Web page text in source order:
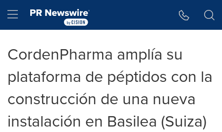
Hamburger menu
CordenPharma amplía su
plataforma de péptidos con la
construcción de una nueva
instalación en Basilea (Suiza)